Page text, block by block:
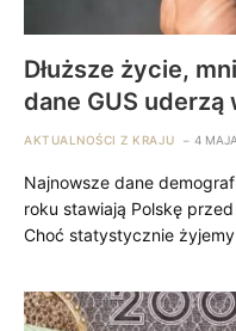
Dłuższe życie,
dane GUS
AKTUALNOŚCI Z KRAJU 4
Najnowsze dane
roku stawiają Polskę
Choć statystycznie